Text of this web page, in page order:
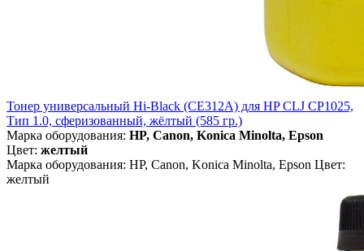
Тонер универсальный Hi-Black (CE312A) для HP CLJ CP1025,
Тип 1.0, сферизованный, жёлтый (585 гр.)
Марка оборудования: HP, Canon, Konica Minolta, Epson
Цвет: желтый
Марка оборудования: HP, Canon, Konica Minolta, Epson Цвет:
желтый